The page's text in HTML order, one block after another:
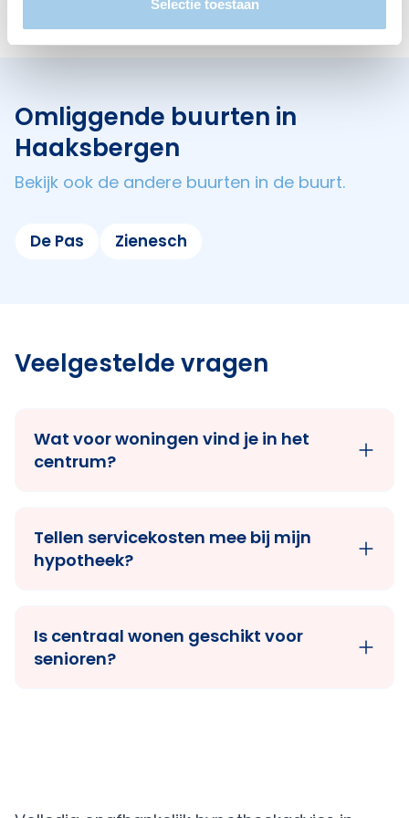
Selectie toestaan
Omliggende buurten in
Haaksbergen
Bekijk ook de andere buurten in de buurt.
De Pas Zienesch
Veelgestelde vragen
Wat voor woningen vind je in het
centrum?
Tellen servicekosten mee bij mijn
hypotheek?
Is centraal wonen geschikt voor
senioren?